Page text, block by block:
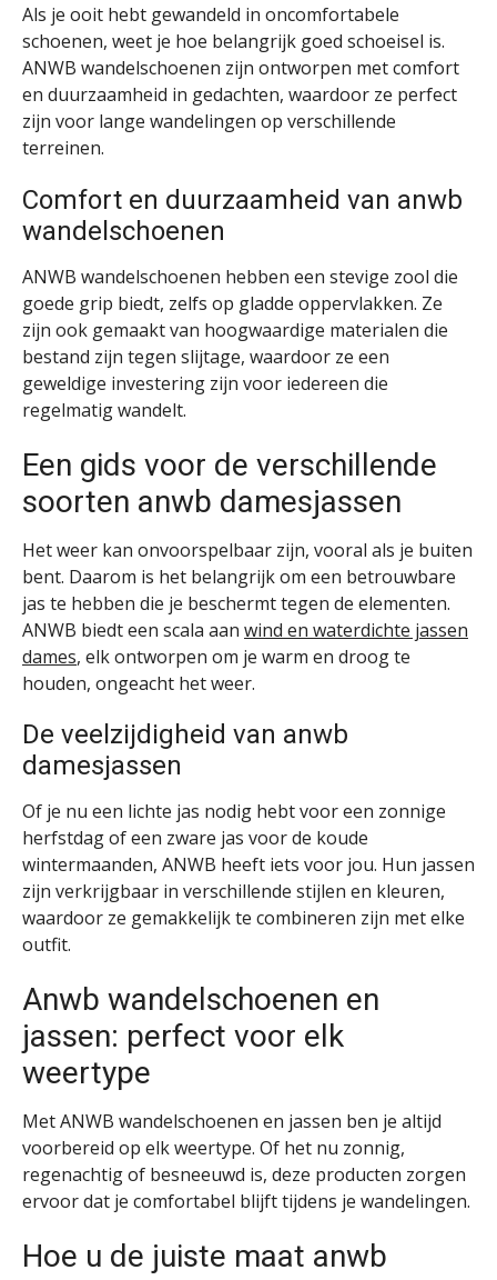
Als je ooit hebt gewandeld in oncomfortabele
schoenen, weet je hoe belangrijk goed schoeisel is.
ANWB wandelschoenen zijn ontworpen met comfort
en duurzaamheid in gedachten, waardoor ze perfect
zijn voor lange wandelingen op verschillende
terreinen.
Comfort en duurzaamheid van anwb
wandelschoenen
ANWB wandelschoenen hebben een stevige zool die
goede grip biedt, zelfs op gladde oppervlakken. Ze
zijn ook gemaakt van hoogwaardige materialen die
bestand zijn tegen slijtage, waardoor ze een
geweldige investering zijn voor iedereen die
regelmatig wandelt.
Een gids voor de verschillende
soorten anwb damesjassen
Het weer kan onvoorspelbaar zijn, vooral als je buiten
bent. Daarom is het belangrijk om een betrouwbare
jas te hebben die je beschermt tegen de elementen.
ANWB biedt een scala aan wind en waterdichte jassen
dames, elk ontworpen om je warm en droog te
houden, ongeacht het weer.
De veelzijdigheid van anwb
damesjassen
Of je nu een lichte jas nodig hebt voor een zonnige
herfstdag of een zware jas voor de koude
wintermaanden, ANWB heeft iets voor jou. Hun jassen
zijn verkrijgbaar in verschillende stijlen en kleuren,
waardoor ze gemakkelijk te combineren zijn met elke
outfit.
Anwb wandelschoenen en
jassen: perfect voor elk
weertype
Met ANWB wandelschoenen en jassen ben je altijd
voorbereid op elk weertype. Of het nu zonnig,
regenachtig of besneeuwd is, deze producten zorgen
ervoor dat je comfortabel blijft tijdens je wandelingen.
Hoe u de juiste maat anwb